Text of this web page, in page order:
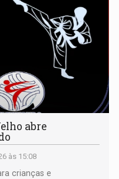
abre
às 15:08
crianças e